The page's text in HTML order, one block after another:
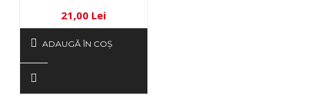
21,00 Lei
ADAUGĂ ÎN COŞ